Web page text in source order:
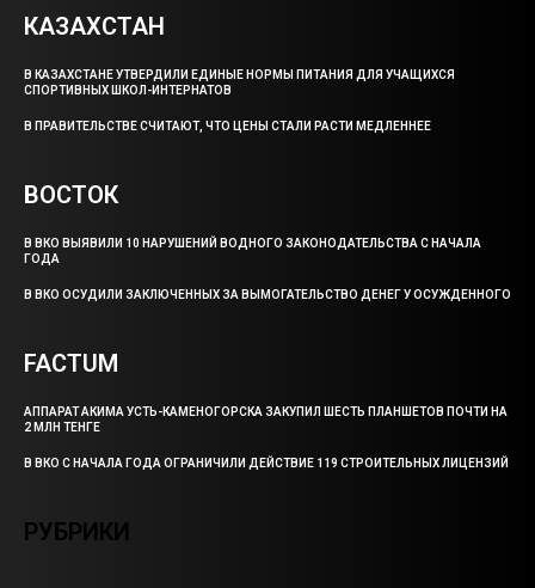
КАЗАХСТАН
В КАЗАХСТАНЕ УТВЕРДИЛИ ЕДИНЫЕ НОРМЫ ПИТАНИЯ ДЛЯ УЧАЩИХСЯ
СПОРТИВНЫХ ШКОЛ-ИНТЕРНАТОВ
В ПРАВИТЕЛЬСТВЕ СЧИТАЮТ, ЧТО ЦЕНЫ СТАЛИ РАСТИ МЕДЛЕННЕЕ
ВОСТОК
В ВКО ВЫЯВИЛИ 10 НАРУШЕНИЙ ВОДНОГО ЗАКОНОДАТЕЛЬСТВА С НАЧАЛА
ГОДА
В ВКО ОСУДИЛИ ЗАКЛЮЧЕННЫХ ЗА ВЫМОГАТЕЛЬСТВО ДЕНЕГ У ОСУЖДЕННОГО
FACTUM
АППАРАТ АКИМА УСТЬ-КАМЕНОГОРСКА ЗАКУПИЛ ШЕСТЬ ПЛАНШЕТОВ ПОЧТИ НА
2 МЛН ТЕНГЕ
В ВКО С НАЧАЛА ГОДА ОГРАНИЧИЛИ ДЕЙСТВИЕ 119 СТРОИТЕЛЬНЫХ ЛИЦЕНЗИЙ
РУБРИКИ